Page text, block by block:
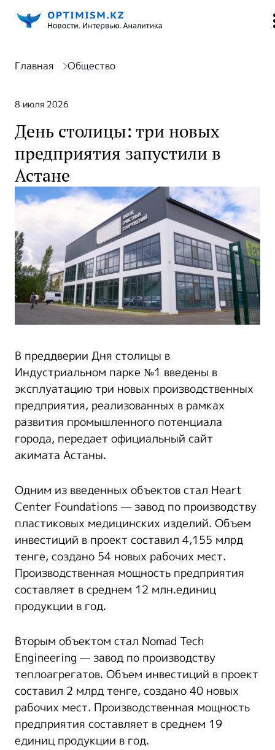
Главная Общество
8 июля 2026
День столицы: три новых
предприятия запустили в
Астане
В преддверии Дня столицы в
Индустриальном парке №1 введены в
эксплуатацию три новых производственных
предприятия, реализованных в рамках
развития промышленного потенциала
города, передает официальный сайт
акимата Астаны.
Одним из введенных объектов стал Heart
Center Foundations — завод по производству
пластиковых медицинских изделий. Объем
инвестиций в проект составил 4,155 млрд
тенге, создано 54 новых рабочих мест.
Производственная мощность предприятия
составляет в среднем 12 млн.единиц
продукции в год.
Вторым объектом стал Nomad Tech
Engineering — завод по производству
теплоагрегатов. Объем инвестиций в проект
составил 2 млрд тенге, создано 40 новых
рабочих мест. Производственная мощность
предприятия составляет в среднем 19
единиц продукции в год.